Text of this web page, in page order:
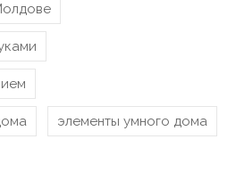
элементы умного дома